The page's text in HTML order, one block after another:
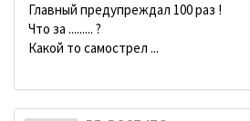
Главный предупреждал 100 раз !
Что за ......... ?
Какой то самострел ...